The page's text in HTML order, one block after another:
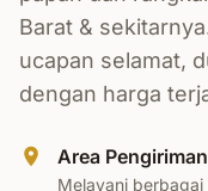
Barat &
ucapan selamat,
dengan harga
Area
Melayani